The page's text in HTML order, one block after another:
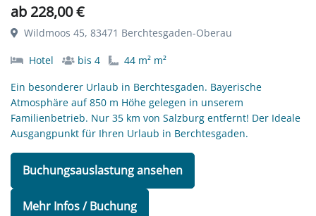
ab 228,00 €
Wildmoos 45, 83471 Berchtesgaden-Oberau
Hotel bis 4
44 m² m²
Ein besonderer Urlaub in Berchtesgaden. Bayerische
Atmosphäre auf 850 m Höhe gelegen in unserem
Familienbetrieb. Nur 35 km von Salzburg entfernt! Der Ideale
Ausgangpunkt für Ihren Urlaub in Berchtesgaden.
Buchungsauslastung ansehen
Mehr Infos / Buchung